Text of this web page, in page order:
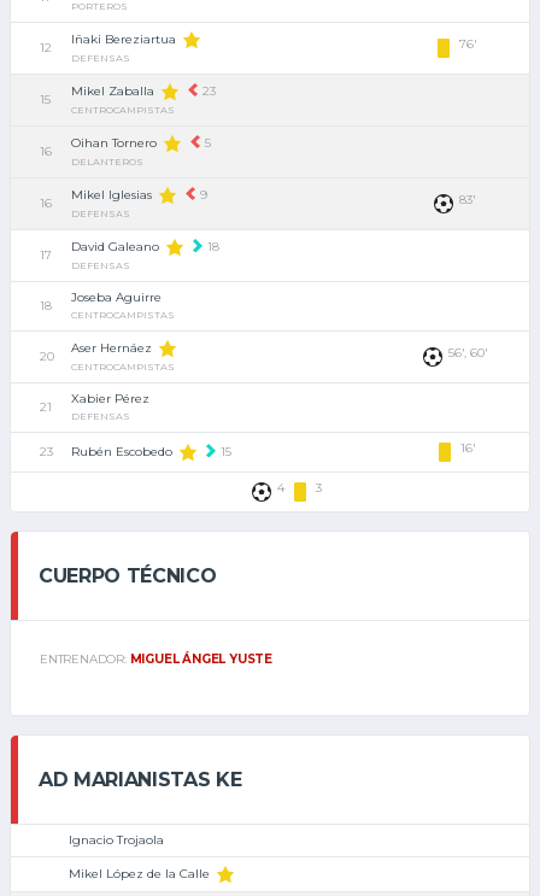
PORTEROS
12
Iñaki Bereziartua
DEFENSAS
76'
15
Mikel Zaballa 23
CENTROCAMPISTAS
16
Oihan Tornero 5
DELANTEROS
16
Mikel Iglesias 9
DEFENSAS
83'
17
David Galeano 18
DEFENSAS
18
Joseba Aguirre
CENTROCAMPISTAS
20
Aser Hernáez
CENTROCAMPISTAS
56', 60'
21
Xabier Pérez
DEFENSAS
23 Rubén Escobedo 15 16'
4 3
CUERPO TÉCNICO
ENTRENADOR: MIGUEL ÁNGEL YUSTE
AD MARIANISTAS KE
Ignacio Trojaola
Mikel López de la Calle